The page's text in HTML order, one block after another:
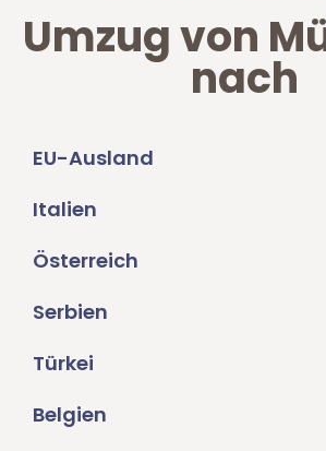
Umzug von
nach
EU-Ausland
Italien
Österreich
Serbien
Türkei
Belgien